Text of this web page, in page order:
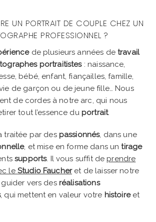
UN PORTRAIT DE COUPLE CHEZ UN
PROFESSIONNEL ?
de plusieurs années de travail
portraitistes: naissance,
bébé, enfant, fiançailles, famille,
de garçon ou de jeune fille… Nous
de cordes à notre arc, qui nous
tout l’essence du portrait.
traitée par des passionnés, dans une
, et mise en forme dans untirage
supports. Il vous suffit de prendre
le Studio Faucheret de laisser notre
vers des réalisations
, qui mettent en valeur votre histoire et